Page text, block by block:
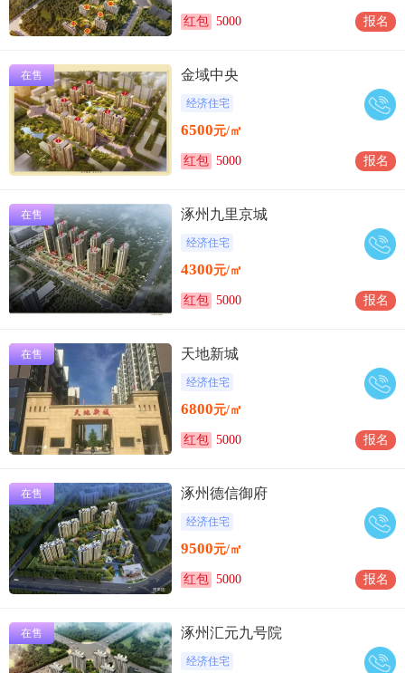
红包 5000 报名
在售 金域中央
经济住宅
6500元/㎡
红包 5000 报名
在售 涿州九里京城
经济住宅
4300元/㎡
红包 5000 报名
在售 天地新城
经济住宅
6800元/㎡
红包 5000 报名
在售 涿州德信御府
经济住宅
9500元/㎡
红包 5000 报名
在售 涿州汇元九号院
经济住宅